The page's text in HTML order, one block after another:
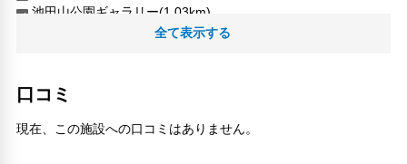
池田山公園ギャラリー(1.03km)
誕生八幡神社(1.35km)
全て表示する
口コミ
現在、この施設への口コミはありません。